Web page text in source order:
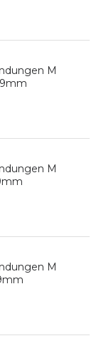
M
M
M